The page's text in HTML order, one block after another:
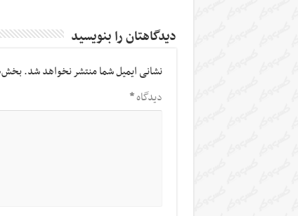
دیدگاهتان را بنویسید
نشانی ایمیل شما منتشر نخواهد شد.
دیدگاه*